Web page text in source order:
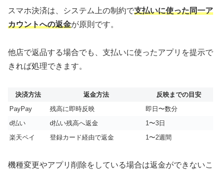
スマホ決済は、システム上の制約で支払いに使った同一ア
カウントへの返金が原則です。
他店で返品する場合でも、支払いに使ったアプリを提示で
きれば処理できます。
決済方法 返金方法
反映までの目安
PayPay
残高に即時反映
即日〜数分
d払い
d払い残高へ返金
1〜3日
楽天ペイ
登録カード経由で返金 1〜2週間
機種変更やアプリ削除をしている場合は返金ができないこ